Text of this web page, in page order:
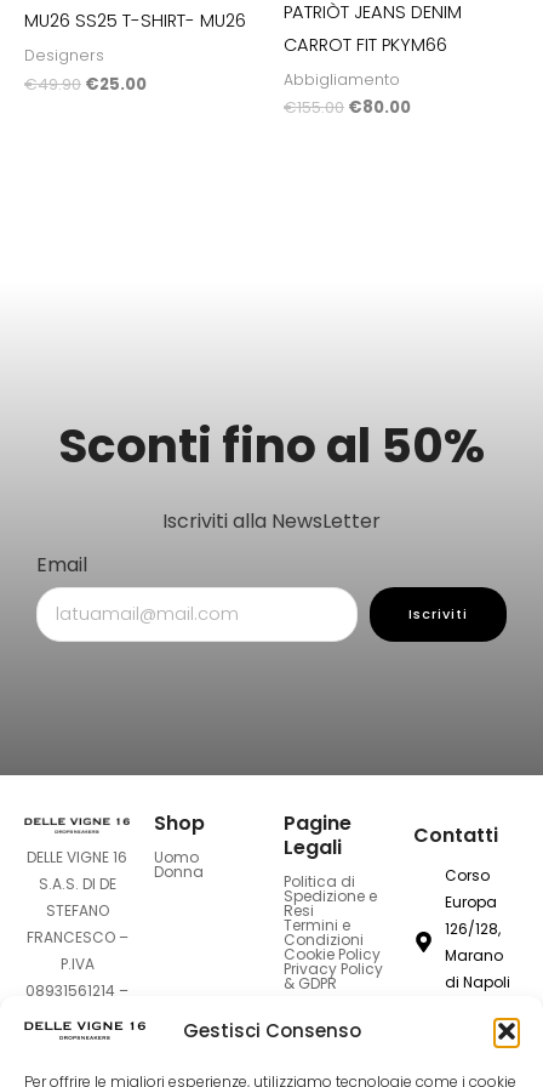
Gestisci Consenso
Per offrire le migliori esperienze, utilizziamo tecnologie come i cookie
MU26 SS25 T-SHIRT- MU26
Designers
€49.90 €25.00
PATRIÒT JEANS DENIM
CARROT FIT PKYM66
Abbigliamento
€155.00 €80.00
Sconti fino al 50%
Iscriviti alla NewsLetter
Email
Iscriviti
DELLE VIGNE 16
S.A.S. DI DE
STEFANO
FRANCESCO –
P.IVA
08931561214 –
Sede Legale:
Corso Europa
126-128 –
Shop
Uomo
Donna
Pagine
Legali
Politica di
Spedizione e
Resi
Termini e
Condizioni
Cookie Policy
Privacy Policy
& GDPR
Contatti
Corso
Europa
126/128,
Marano
di Napoli